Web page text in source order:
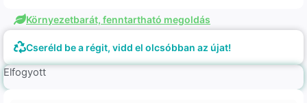
Környezetbarát, fenntartható megoldás
Cseréld be a régit, vidd el olcsóbban az újat!
Elfogyott